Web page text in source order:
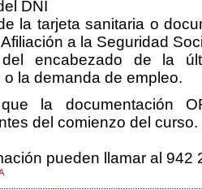
DNI
la tarjeta sanitaria o
a la Seguridad
del encabezado de la
la demanda de empleo.
la documentación
del comienzo del curso.
pueden llamar al 942